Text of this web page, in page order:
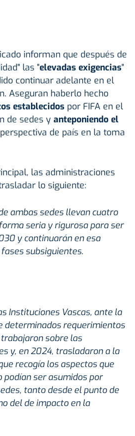
informan que después de
las "elevadas exigencias"
continuar adelante en el
Aseguran haberlo hecho
establecidos por FIFA en el
de sedes y anteponiendo el
de país en la toma
las administraciones
lo siguiente:
ambas sedes llevan cuatro
seria y rigurosa para ser
y continuarán en esa
subsiguientes.
Instituciones Vascas, ante la
determinados requerimientos
sobre las
y, en 2024, trasladaron a la
recogía los aspectos que
podían ser asumidos por
tanto desde el punto de
del de impacto en la